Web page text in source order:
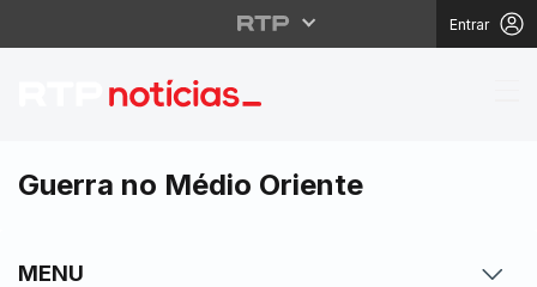
Entrar
Portugal
Guerra no Médio Oriente
MENU